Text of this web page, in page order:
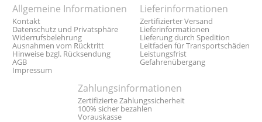
Allgemeine Informationen
Kontakt
Datenschutz und Privatsphäre
Widerrufsbelehrung
Ausnahmen vom Rücktritt
Hinweise bzgl. Rücksendung
AGB
Impressum
Lieferinformationen
Zertifizierter Versand
Lieferinformationen
Lieferung durch Spedition
Leitfaden für Transportschäden
Leistungsfrist
Gefahrenübergang
Zahlungsinformationen
Zertifizierte Zahlungssicherheit
100% sicher bezahlen
Vorauskasse